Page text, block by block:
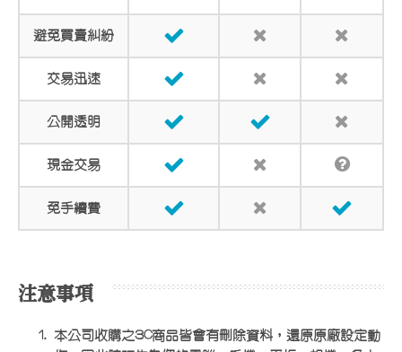
避免買賣糾紛
交易迅速
公開透明
現金交易
免手續費
注意事項
本公司收購之3C商品皆會有刪除資料，還原原廠設定動